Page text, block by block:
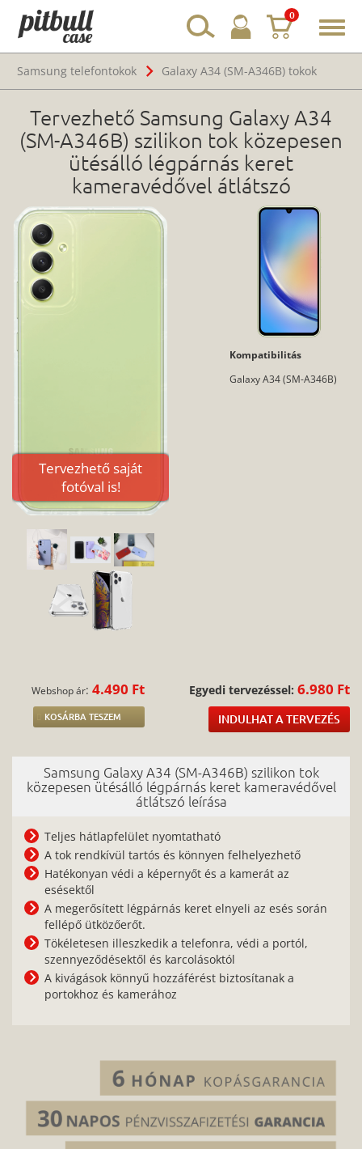
0
Samsung telefontokok
Galaxy A34 (SM-A346B) tokok
Tervezhető Samsung Galaxy A34
(SM-A346B) szilikon tok közepesen
ütésálló légpárnás keret
kameravédővel átlátszó
Tervezhető saját
fotóval is!
Kompatibilitás
Galaxy A34 (SM-A346B)
Webshop ár:4.490 Ft
KOSÁRBA TESZEM
Egyedi tervezéssel: 6.980 Ft
INDULHAT A TERVEZÉS
Samsung Galaxy A34 (SM-A346B) szilikon tok
közepesen ütésálló légpárnás keret kameravédővel
átlátszó leírása
Teljes hátlapfelület nyomtatható
A tok rendkívül tartós és könnyen felhelyezhető
Hatékonyan védi a képernyőt és a kamerát az
esésektől
A megerősített légpárnás keret elnyeli az esés során
fellépő ütközőerőt.
Tökéletesen illeszkedik a telefonra, védi a portól,
szennyeződésektől és karcolásoktól
A kivágások könnyű hozzáférést biztosítanak a
portokhoz és kamerához